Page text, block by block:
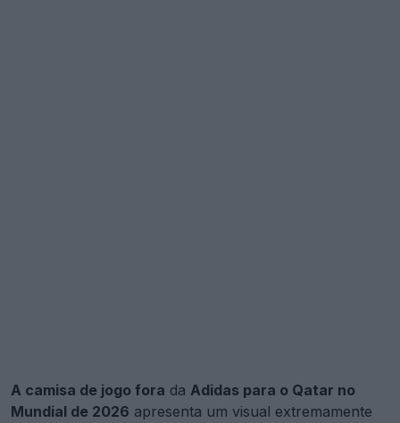
A camisa de jogo fora da Adidas para o Qatar no
Mundial de 2026 apresenta um visual extremamente